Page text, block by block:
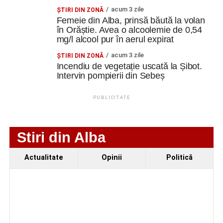
„Roș-albaștrii”, eliminare din Cupa României:
Metalurgistul Cugir – Jiul Petroșani 0-1 (0-0)
Polițiștii din Cugir le-au oferit sfaturi de siguranță
seniorilor de la Centrul „Lotus”
Ilie Arion de la „Metalurgistul” Cugir – locul III, la
ŞTIRI DIN ZONĂ acum 3 zile
Femeie din Alba, prinsă băută la volan
în Orăștie. Avea o alcoolemie de 0,54
mg/l alcool pur în aerul expirat
ŞTIRI DIN ZONĂ acum 3 zile
Incendiu de vegetație uscată la Șibot.
Intervin pompierii din Sebeș
PUBLICITATE
Stiri din Alba
Actualitate Opinii Politică